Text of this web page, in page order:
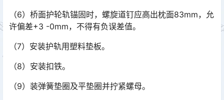
（6）桥面护轮轨锚固时，螺旋道钉应高出枕面83mm，允
许偏差+3 -0mm，不得有负误差值。
（7）安装护轨用塑料垫板。
（8）安装扣铁。
（9）装弹簧垫圈及平垫圈并拧紧螺母。